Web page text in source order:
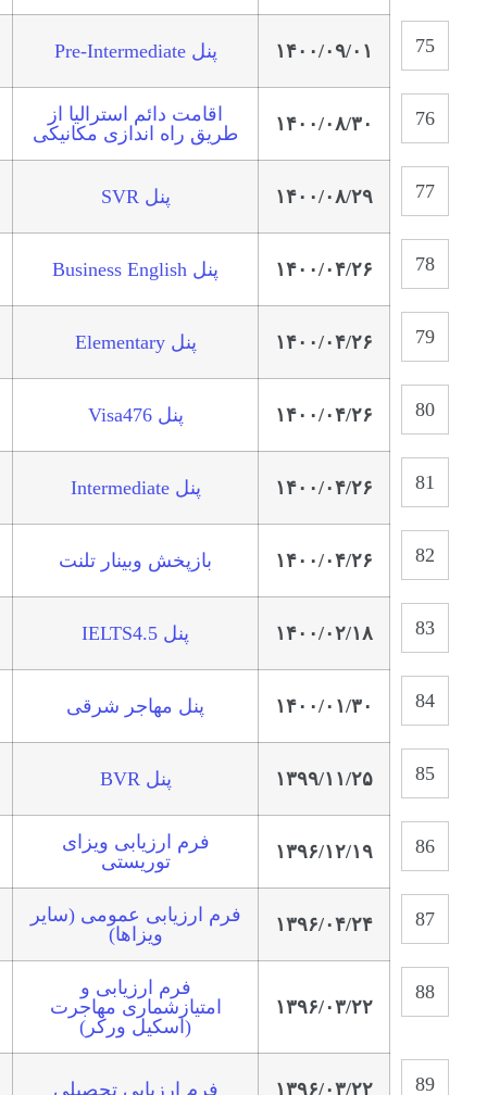
۱۴۰۰/۰۹/۰۱ پنل Pre-Intermediate
۱۴۰۰/۰۸/۳۰
اقامت دائم استرالیا از
طریق راه اندازی مکانیکی
۱۴۰۰/۰۸/۲۹ پنل SVR
۱۴۰۰/۰۴/۲۶ پنل Business English
۱۴۰۰/۰۴/۲۶ پنل Elementary
۱۴۰۰/۰۴/۲۶ پنل Visa476
۱۴۰۰/۰۴/۲۶ پنل Intermediate
۱۴۰۰/۰۴/۲۶ بازپخش وبینار تلنت
۱۴۰۰/۰۲/۱۸ پنل IELTS4.5
۱۴۰۰/۰۱/۳۰ پنل مهاجر شرقی
۱۳۹۹/۱۱/۲۵ پنل BVR
۱۳۹۶/۱۲/۱۹
فرم ارزیابی ویزای
توریستی
۱۳۹۶/۰۴/۲۴
فرم ارزیابی عمومی (سایر
ویزاها)
۱۳۹۶/۰۳/۲۲
فرم ارزیابی و
امتیازشماری مهاجرت
(اسکیل ورکر)
۱۳۹۶/۰۳/۲۲ فرم ارزیابی تحصیلی